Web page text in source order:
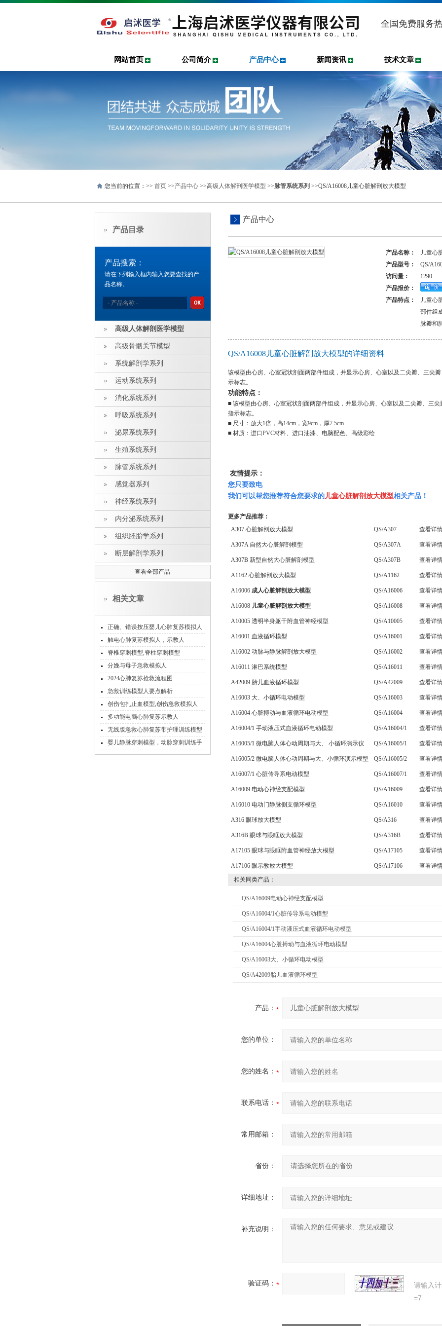
全国免费服务热
网站首页 公司简介 产品中心 新闻资讯 技术文章
您当前的位置：>> 首页 >>产品中心 >>高级人体解剖医学模型 >>脉管系统系列 >>QS/A16008儿童心脏解剖放大模型
产品中心
产品名称：
儿童心
产品型号：
QS/
访问量：
1290
产品报价：
产品特点：
儿童心
部件组
脉瓣和
QS/A16008儿童心脏解剖放大模型的详细资料
该模型由心房、心室冠状剖面两部件组成，并显示心房、心室以及二尖瓣、三尖
示标志。
功能特点：
■ 该模型由心房、心室冠状剖面两部件组成，并显示心房、心室以及二尖瓣、三
指示标志。
■ 尺寸：放大1倍，高14cm，宽9cm，厚7.5cm
■ 材质：进口PVC材料、进口油漆、电脑配色、高级彩绘
友情提示：
您只要致电
我们可以帮您推荐符合您要求的儿童心脏解剖放大模型相关产品！
更多产品推荐：
A307 心脏解剖放大模型
QS/A307 查看详
A307A 自然大心脏解剖模型 QS/A307A 查看详
A307B 新型自然大心脏解剖模型 QS/A307B 查看详
A1162 心脏解剖放大模型 QS/A1162 查看详
A16006 成人心脏解剖放大模型 QS/A16006 查看详
A16008 儿童心脏解剖放大模型 QS/A16008 查看详
A10005 透明半身躯干附血管神经模型 QS/A10005 查看详
A16001 血液循环模型 QS/A16001 查看详
A16002 动脉与静脉解剖放大模型 QS/A16002 查看详
A16011 淋巴系统模型 QS/A16011 查看详
A42009 胎儿血液循环模型 QS/A42009 查看详
A16003 大、小循环电动模型 QS/A16003 查看详
A16004 心脏搏动与血液循环电动模型 QS/A16004 查看详
A16004/1 手动液压式血液循环电动模型 QS/A16004/1 查看详
A16005/1 微电脑人体心动周期与大、 小循环演示仪 QS/A16005/1 查看详
A16005/2 微电脑人体心动周期与大、小循环演示模型 QS/A16005/2 查看详
A16007/1 心脏传导系电动模型 QS/A16007/1 查看详
A16009 电动心神经支配模型 QS/A16009 查看详
A16010 电动门静脉侧支循环模型 QS/A16010 查看详
A316 眼球放大模型 QS/A316 查看详
A316B 眼球与眼眶放大模型 QS/A316B 查看详
A17105 眼球与眼眶附血管神经放大模型 QS/A17105 查看详
A17106 眼示教放大模型 QS/A17106
查看详
相关同类产品：
QS/A16009电动心神经支配模型
QS/A16004/1心脏传导系电动模型
QS/A16004/1手动液压式血液循环电动模型
QS/A16004心脏搏动与血液循环电动模型
QS/A16003大、小循环电动模型
QS/A42009胎儿血液循环模型
产品：
您的单位：
您的姓名：
联系电话：
常用邮箱：
省份：
详细地址：
补充说明：
验证码：
请输入
=7
产品目录
产品搜索：
请在下列输入框内输入您要查找的产
品名称。
高级人体解剖医学模型
高级骨骼关节模型
系统解剖学系列
运动系统系列
消化系统系列
呼吸系统系列
泌尿系统系列
生殖系统系列
脉管系统系列
感觉器系列
神经系统系列
内分泌系统系列
组织胚胎学系列
断层解剖学系列
查看全部产品
相关文章
正确、错误按压婴儿心肺复苏模拟人
时的功能提示
触电心肺复苏模拟人，示教人
脊椎穿刺模型,脊柱穿刺模型
分娩与母子急救模拟人
2024心肺复苏抢救流程图
急救训练模型人要点解析
创伤包扎止血模型,创伤急救模拟人
多功能电脑心肺复苏示教人
无线版急救心肺复苏带护理训练模型
人
婴儿静脉穿刺模型，动脉穿刺训练手
臂模型